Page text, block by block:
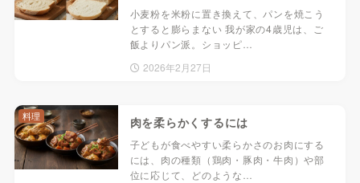
小麦粉を米粉に置き換えて、パンを焼こう
とすると膨らまない 我が家の4歳児は、ご
飯よりパン派。ショッピ…
2026年2月27日
肉を柔らかくするには
子どもが食べやすい柔らかさのお肉にする
には、肉の種類（鶏肉・豚肉・牛肉）や部
位に応じて、どのような…
料理